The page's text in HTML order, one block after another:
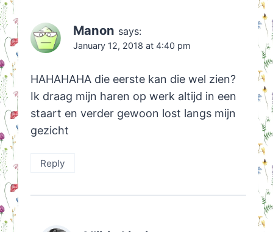
Manon says:
January 12, 2018 at 4:40 pm
HAHAHAHA die eerste kan die wel zien?
Ik draag mijn haren op werk altijd in een
staart en verder gewoon lost langs mijn
gezicht
Reply